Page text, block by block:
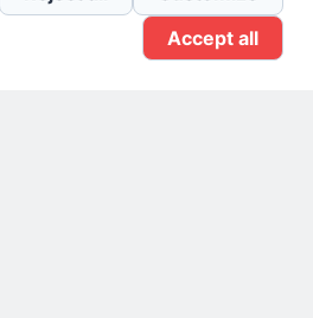
Accept all